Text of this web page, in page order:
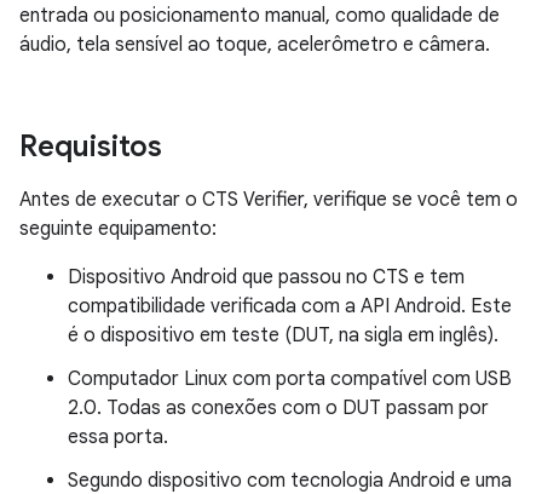
entrada ou posicionamento manual, como qualidade de
áudio, tela sensível ao toque, acelerômetro e câmera.
Requisitos
Antes de executar o CTS Verifier, verifique se você tem o
seguinte equipamento:
Dispositivo Android que passou no CTS e tem
compatibilidade verificada com a API Android. Este
é o dispositivo em teste (DUT, na sigla em inglês).
Computador Linux com porta compatível com USB
2.0. Todas as conexões com o DUT passam por
essa porta.
Segundo dispositivo com tecnologia Android e uma